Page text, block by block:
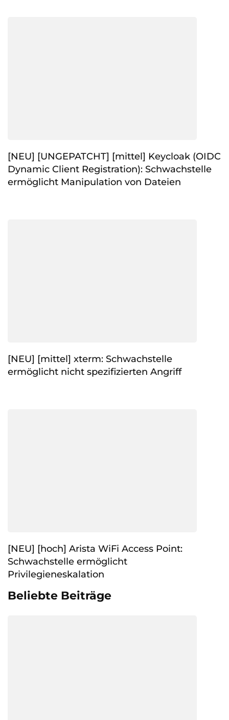
[NEU] [UNGEPATCHT] [mittel] Keycloak (OIDC
Dynamic Client Registration): Schwachstelle
ermöglicht Manipulation von Dateien
[NEU] [mittel] xterm: Schwachstelle
ermöglicht nicht spezifizierten Angriff
[NEU] [hoch] Arista WiFi Access Point:
Schwachstelle ermöglicht
Privilegieneskalation
Beliebte Beiträge